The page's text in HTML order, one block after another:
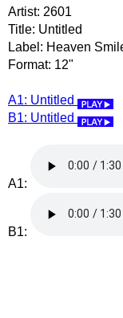
Artist: 2601
Title: Untitled
Label: Heaven
Format: 12"
A1: Untitled
B1: Untitled
A1:
B1: